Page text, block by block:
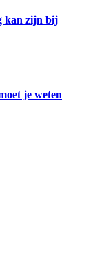
kan zijn bij
je weten